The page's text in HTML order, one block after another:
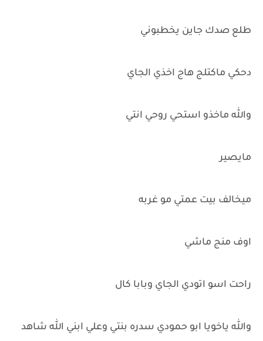
طلع صدك جاين يخطبوني
دحكي ماكتلج هاج اخذي الجاي
والله ماخذو استحي روحي انتي
مايصير
ميخالف بيت عمتي مو غربه
اوف منج ماشي
راحت اسو اتودي الجاي وبابا كال
والله ياخويا ابو حمودي سدره بنتي وعلي ابني الله شاهد